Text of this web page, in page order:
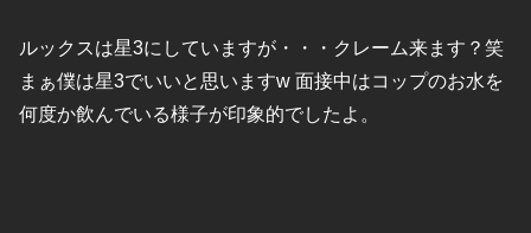
ルックスは星3にしていますが・・・クレーム来ます？笑
まぁ僕は星3でいいと思いますw 面接中はコップのお水を
何度か飲んでいる様子が印象的でしたよ。